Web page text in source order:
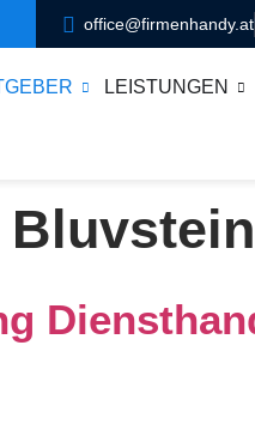
office@firmenhandy.at
LEISTUNGEN